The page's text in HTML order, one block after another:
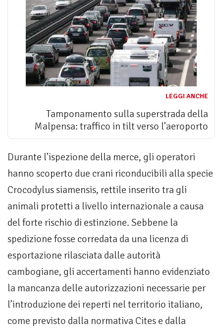
LEGGI ANCHE
Tamponamento sulla superstrada della
Malpensa: traffico in tilt verso l’aeroporto
Durante l’ispezione della merce, gli operatori
hanno scoperto due crani riconducibili alla specie
Crocodylus siamensis, rettile inserito tra gli
animali protetti a livello internazionale a causa
del forte rischio di estinzione. Sebbene la
spedizione fosse corredata da una licenza di
esportazione rilasciata dalle autorità
cambogiane, gli accertamenti hanno evidenziato
la mancanza delle autorizzazioni necessarie per
l’introduzione dei reperti nel territorio italiano,
come previsto dalla normativa Cites e dalla